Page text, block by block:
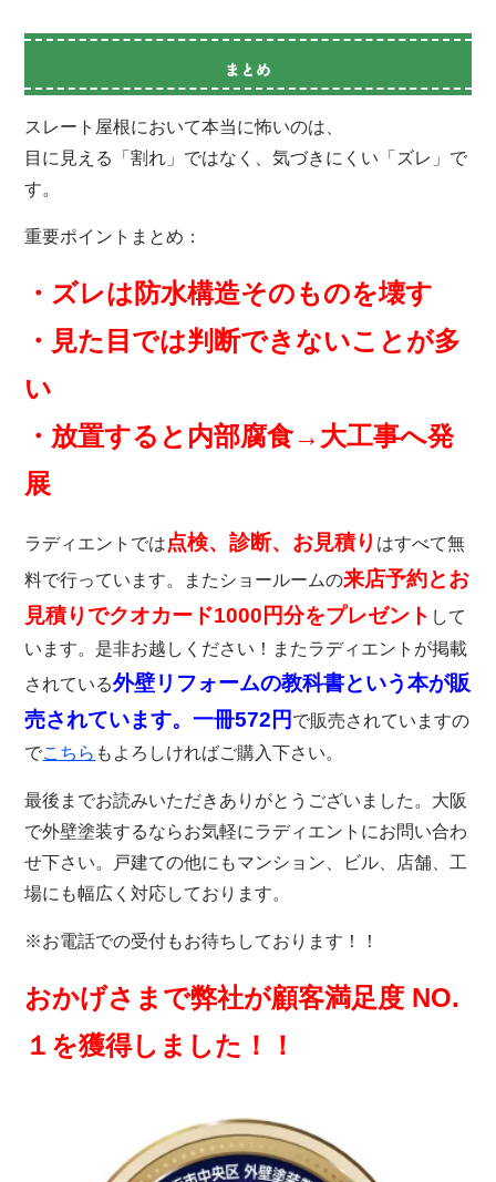
まとめ
スレート屋根において本当に怖いのは、
目に見える「割れ」ではなく、気づきにくい「ズレ」で
す。
重要ポイントまとめ：
・ズレは防水構造そのものを壊す
・見た目では判断できないことが多
い
・放置すると内部腐食→大工事へ発
展
ラディエントでは点検、診断、お見積り はすべて無
料で行っています。またショールームの来店予約とお
見積りでクオカード1000円分をプレゼント して
います。是非お越しください！またラディエントが掲載
されている外壁リフォームの教科書という本が販
売されています。一冊572円 で販売されていますの
でこちら もよろしければご購入下さい。
最後までお読みいただきありがとうございました。大阪
で外壁塗装するならお気軽にラディエントにお問い合わ
せ下さい。戸建ての他にもマンション、ビル、店舗、工
場にも幅広く対応しております。
※お電話での受付もお待ちしております！！
おかげさまで弊社が顧客満足度 NO.
１を獲得しました！！